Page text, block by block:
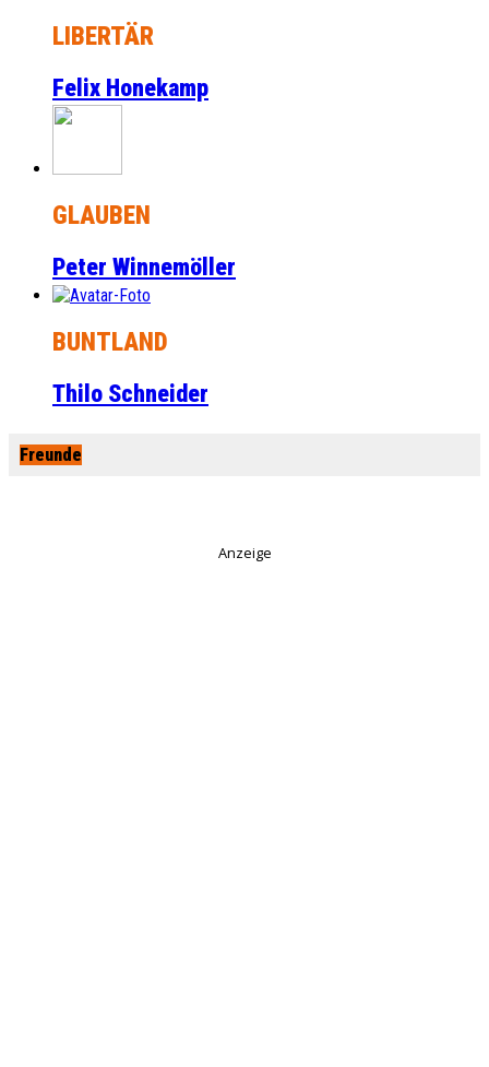
LIBERTÄR
Felix Honekamp
GLAUBEN
Peter Winnemöller
BUNTLAND
Thilo Schneider
Freunde
Anzeige